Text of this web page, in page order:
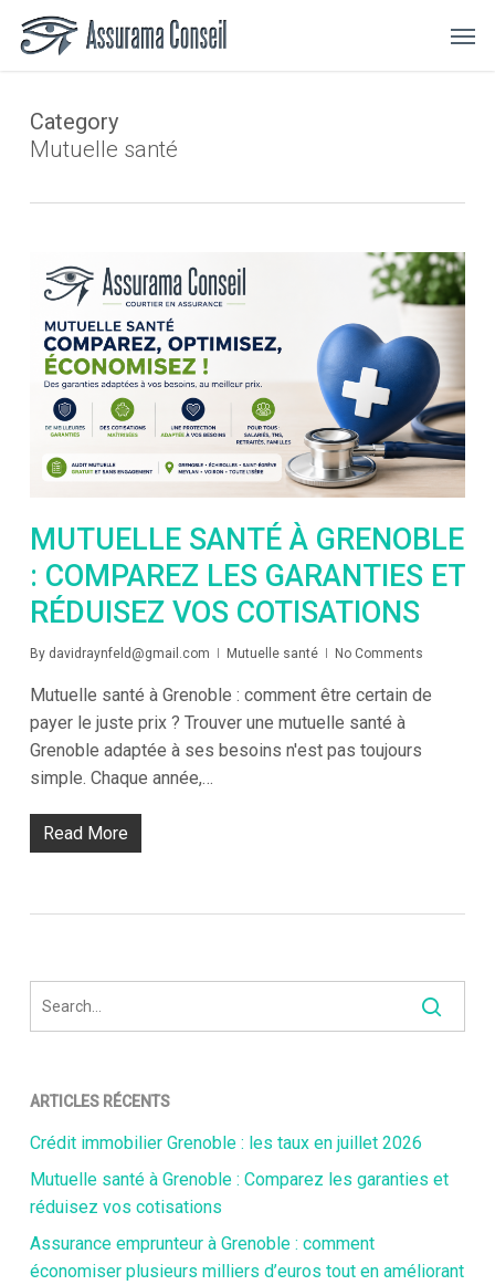
Category
Mutuelle santé
MUTUELLE SANTÉ À GRENOBLE
: COMPAREZ LES GARANTIES ET
RÉDUISEZ VOS COTISATIONS
By davidraynfeld@gmail.com Mutuelle santé No Comments
Mutuelle santé à Grenoble : comment être certain de
payer le juste prix ? Trouver une mutuelle santé à
Grenoble adaptée à ses besoins n'est pas toujours
simple. Chaque année,…
Read More
ARTICLES RÉCENTS
Crédit immobilier Grenoble : les taux en juillet 2026
Mutuelle santé à Grenoble : Comparez les garanties et
réduisez vos cotisations
Assurance emprunteur à Grenoble : comment
économiser plusieurs milliers d’euros tout en améliorant